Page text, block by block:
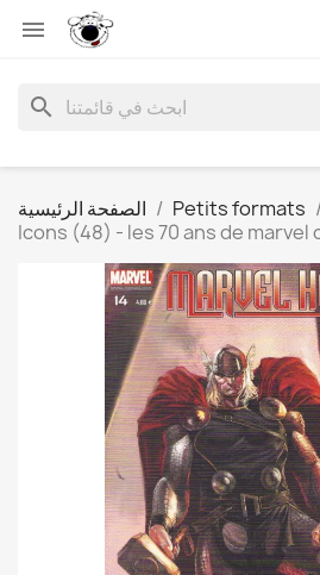

search
الصفحة الرئيسية Petits formats
Icons (48) - les 70 ans de marvel